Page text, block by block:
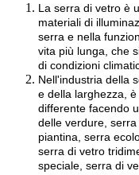
La serra di vetro è
materiali di
serra e nella
vita più lunga, che
di condizioni
Nell'industria della
e della larghezza,
differente facendo
delle verdure,
piantina, serra
serra di vetro
speciale, serra di